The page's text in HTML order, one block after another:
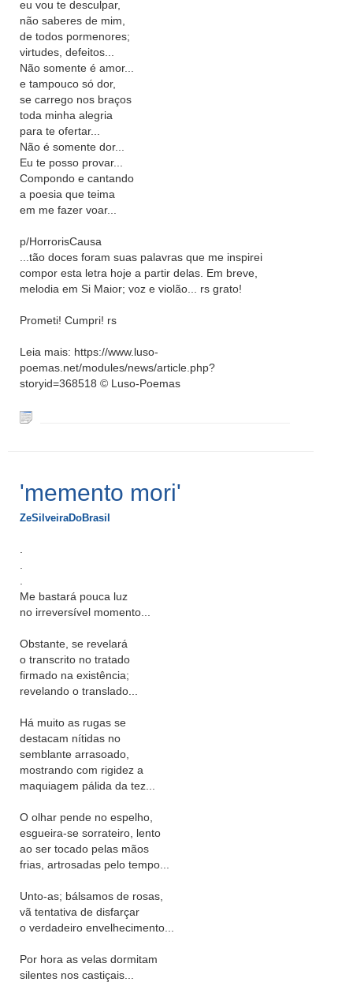
eu vou te desculpar,
não saberes de mim,
de todos pormenores;
virtudes, defeitos...
Não somente é amor...
e tampouco só dor,
se carrego nos braços
toda minha alegria
para te ofertar...
Não é somente dor...
Eu te posso provar...
Compondo e cantando
a poesia que teima
em me fazer voar...
p/HorrorisCausa
...tão doces foram suas palavras que me inspirei
compor esta letra hoje a partir delas. Em breve,
melodia em Si Maior; voz e violão... rs grato!
Prometi! Cumpri! rs
Leia mais: https://www.luso-
poemas.net/modules/news/article.php?
storyid=368518 © Luso-Poemas
'memento mori'
ZeSilveiraDoBrasil
Me bastará pouca luz
no irreversível momento...
Obstante, se revelará
o transcrito no tratado
firmado na existência;
revelando o translado...
Há muito as rugas se
destacam nítidas no
semblante arrasoado,
mostrando com rigidez a
maquiagem pálida da tez...
O olhar pende no espelho,
esgueira-se sorrateiro, lento
ao ser tocado pelas mãos
frias, artrosadas pelo tempo...
Unto-as; bálsamos de rosas,
vã tentativa de disfarçar
o verdadeiro envelhecimento...
Por hora as velas dormitam
silentes nos castiçais...